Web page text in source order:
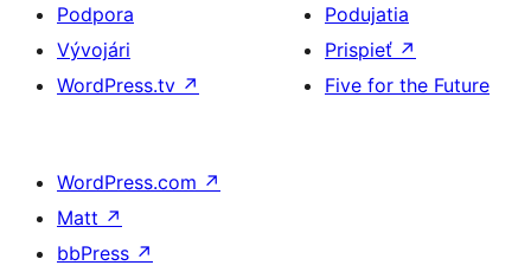
Podpora
Vývojári
WordPress.tv ↗
Podujatia
Prispieť ↗
Five for the Future
WordPress.com ↗
Matt ↗
bbPress ↗